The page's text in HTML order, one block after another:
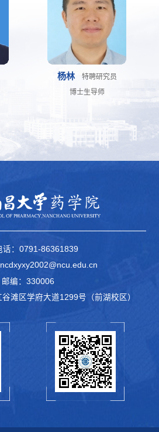
杨林
特聘研究员
博士生导师
话：0791-86361839
邮编：330006
滩区学府大道1299号（前湖校区）